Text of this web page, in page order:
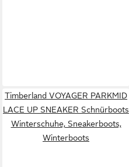
Timberland VOYAGER PARKMID
LACE UP SNEAKER Schnürboots
Winterschuhe, Sneakerboots,
Winterboots